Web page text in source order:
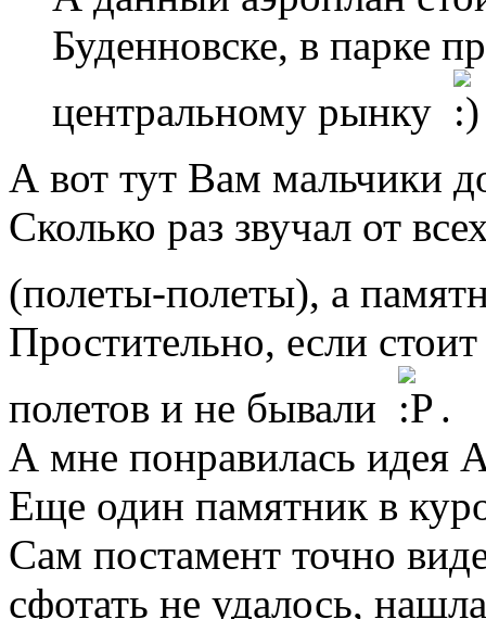
Буденновске, в парке
центральному рынку
А вот тут Вам мальчики
Сколько раз звучал от
(полеты-полеты), а
Простительно, если
полетов и не бывали
.
А мне понравилась идея
Еще один памятник в
Сам постамент точно
сфотать не удалось,